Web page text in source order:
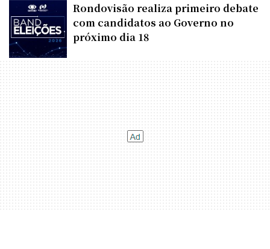
Rondovisão realiza primeiro debate
com candidatos ao Governo no
próximo dia 18